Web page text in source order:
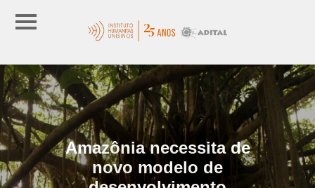
Amazônia necessita de
novo modelo de